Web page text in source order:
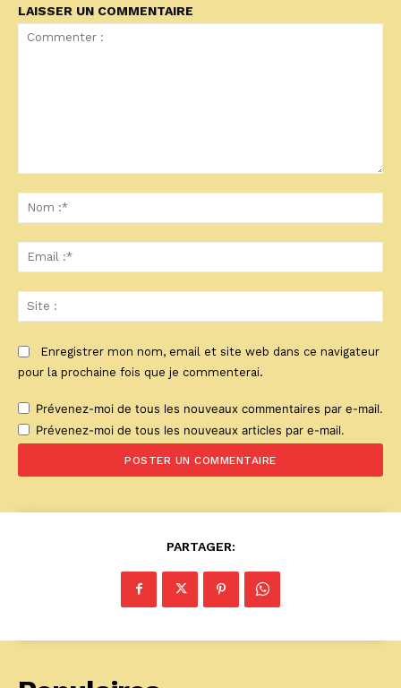
LAISSER UN COMMENTAIRE
:*
:*
:
Enregistrer mon nom, email et site web dans ce navigateur
pour la prochaine fois que je commenterai.
Prévenez-moi de tous les nouveaux commentaires par e-mail.
Prévenez-moi de tous les nouveaux articles par e-mail.
PARTAGER: